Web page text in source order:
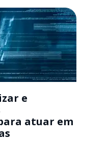
e
atuar em